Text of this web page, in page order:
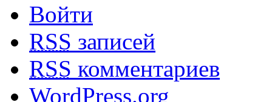
Войти
RSS записей
RSS комментариев
WordPress.org